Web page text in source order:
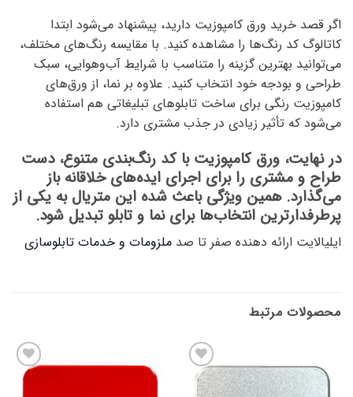
اگر قصد خرید ورق کامپوزیت دارید، پیشنهاد می‌شود ابتدا
کاتالوگ کد رنگ‌ها را مشاهده کنید. با مقایسه رنگ‌های مختلف،
می‌توانید بهترین گزینه را متناسب با شرایط آب‌وهوایی، سبک
طراحی و بودجه خود انتخاب کنید. علاوه بر نما، از ورق‌های
کامپوزیت رنگی برای ساخت تابلوهای تبلیغاتی هم استفاده
می‌شود که تأثیر زیادی در جذب مشتری دارد.
در نهایت، ورق کامپوزیت با کد رنگ‌بندی متنوع، دست
طراح و مشتری را برای اجرای ایده‌های خلاقانه باز
می‌گذارد. همین ویژگی باعث شده این متریال به یکی از
پرطرفدارترین انتخاب‌ها برای نما و تابلو تبدیل شود.
ایلیالایت ارائه دهنده صفر تا صد ملزومات و خدمات تابلوسازی
محصولات مرتبط